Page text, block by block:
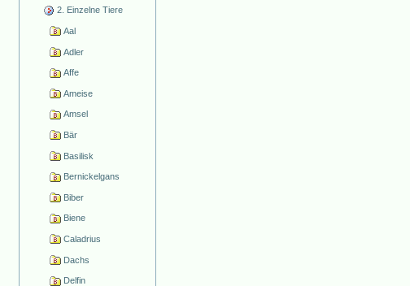
2. Einzelne Tiere
Aal
Adler
Affe
Ameise
Amsel
Bär
Basilisk
Bernickelgans
Biber
Biene
Caladrius
Dachs
Delfin